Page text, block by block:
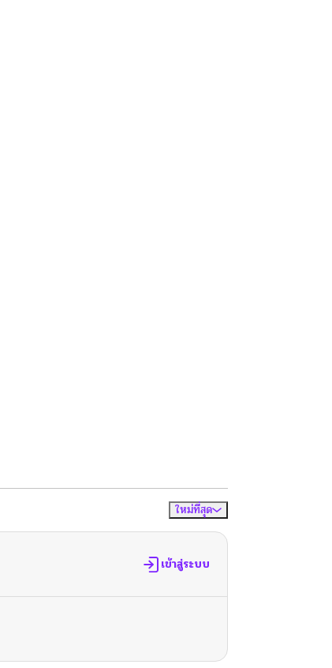
ใหม่ที่สุด
เข้าสู่ระบบ